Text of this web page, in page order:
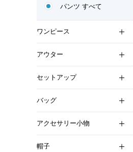
パンツ すべて
ワンピース
アウター
セットアップ
バッグ
アクセサリー小物
帽子